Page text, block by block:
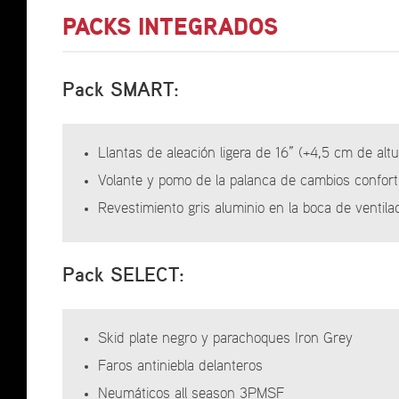
PACKS INTEGRADOS
Pack SMART:
Llantas de aleación ligera de 16” (+4,5 cm de
Volante y pomo de la palanca de cambios confort
Revestimiento gris aluminio en la boca de
Pack SELECT:
Skid plate negro y parachoques Iron Grey
Faros antiniebla delanteros
Neumáticos all season 3PMSF